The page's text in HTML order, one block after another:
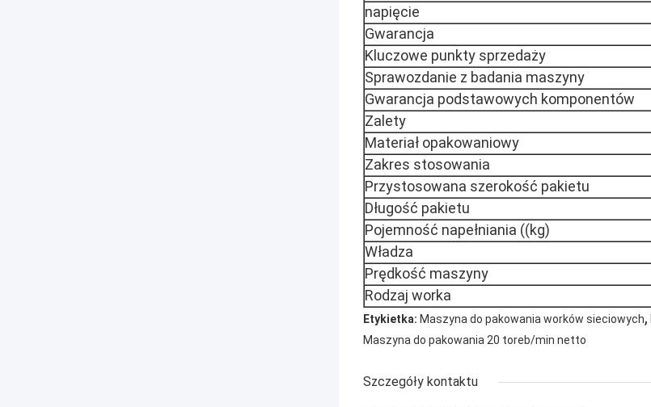
napięcie
Gwarancja
Kluczowe punkty sprzedaży
Sprawozdanie z badania maszyny
Gwarancja podstawowych komponentów
Zalety
Materiał opakowaniowy
Zakres stosowania
Przystosowana szerokość pakietu
Długość pakietu
Pojemność napełniania ((kg)
Władza
Prędkość maszyny
Rodzaj worka
Etykietka: Maszyna do pakowania worków sieciowych,
Maszyna do pakowania 20 toreb/min netto
Szczegóły kontaktu